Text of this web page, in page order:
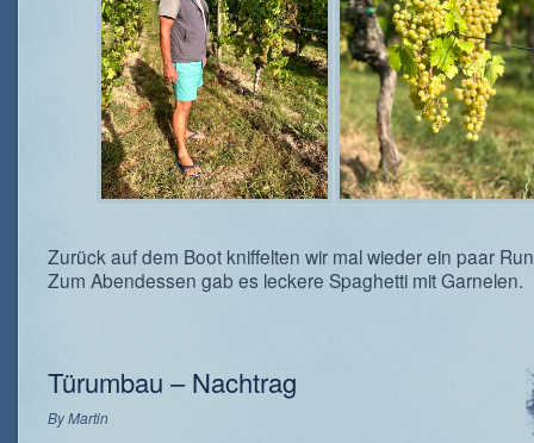
Zurück auf dem Boot kniffelten wir mal wieder ein paar
Zum Abendessen gab es leckere Spaghetti mit Garnelen.
Türumbau – Nachtrag
ByMartin